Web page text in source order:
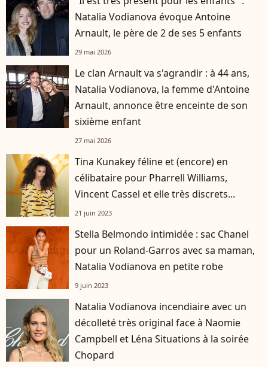
Natalia Vodianova évoque Antoine
Arnault, le père de 2 de ses 5 enfants
29 mai 2026
Le clan Arnault va s'agrandir : à 44 ans,
Natalia Vodianova, la femme d'Antoine
Arnault, annonce être enceinte de son
sixième enfant
27 mai 2026
Tina Kunakey féline et (encore) en
célibataire pour Pharrell Williams,
Vincent Cassel et elle très discrets...
21 juin 2023
Stella Belmondo intimidée : sac Chanel
pour un Roland-Garros avec sa maman,
Natalia Vodianova en petite robe
9 juin 2023
Natalia Vodianova incendiaire avec un
décolleté très original face à Naomie
Campbell et Léna Situations à la soirée
Chopard